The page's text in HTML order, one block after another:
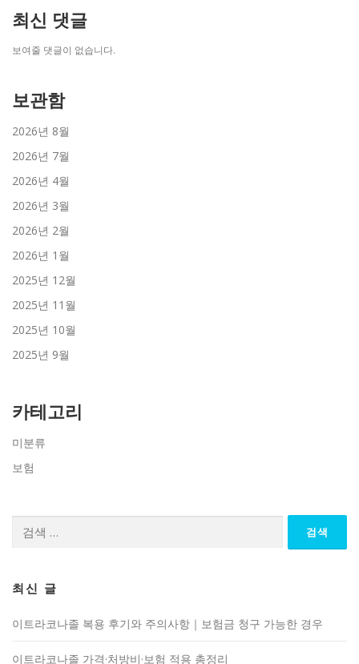
최신 댓글
보여줄 댓글이 없습니다.
보관함
2026년 8월
2026년 7월
2026년 4월
2026년 3월
2026년 2월
2026년 1월
2025년 12월
2025년 11월
2025년 10월
2025년 9월
카테고리
미분류
보험
최신 글
이트라코나졸 복용 후기와 주의사항｜보험금 청구 가능한 경우
이트라코나졸 가격·처방비·보험 적용 총정리